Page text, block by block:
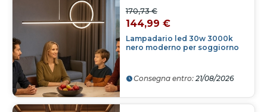
Lampadario led 30w 3000k
nero moderno per soggiorno
170,73 €
144,99 €
Consegna entro: 21/08/2026